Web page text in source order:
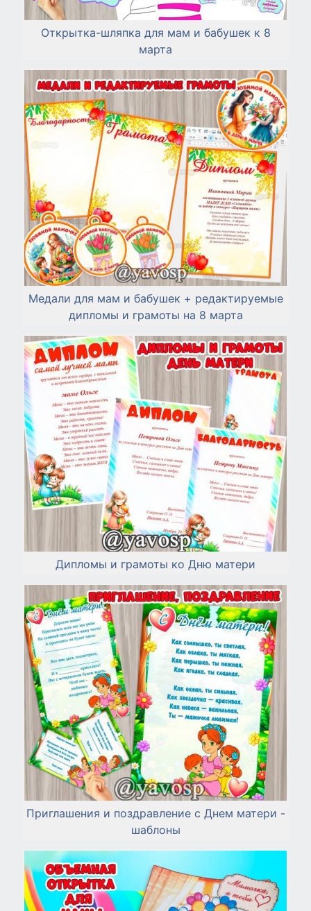
Открытка-шляпка для мам и бабушек к 8
марта
Медали для мам и бабушек + редактируемые
дипломы и грамоты на 8 марта
Дипломы и грамоты ко Дню матери
Приглашения и поздравление с Днем матери -
шаблоны